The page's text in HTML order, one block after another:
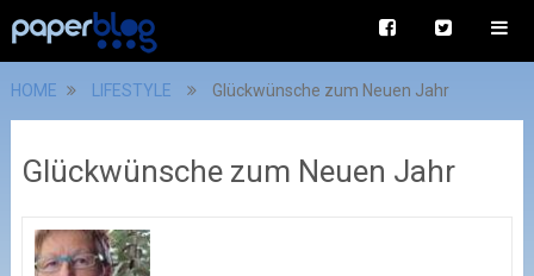
HOME LIFESTYLE Glückwünsche zum Neuen Jahr
Glückwünsche zum Neuen Jahr